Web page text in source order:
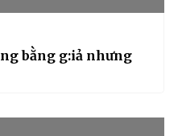
bằng g:iả nhưng